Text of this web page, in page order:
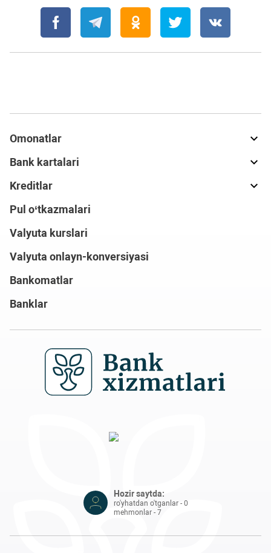
Omonatlar
Bank kartalari
Kreditlar
Pul o‘tkazmalari
Valyuta kurslari
Valyuta onlayn-konversiyasi
Bankomatlar
Banklar
Hozir saytda:
ro'yhatdan o'tganlar - 0
mehmonlar - 7